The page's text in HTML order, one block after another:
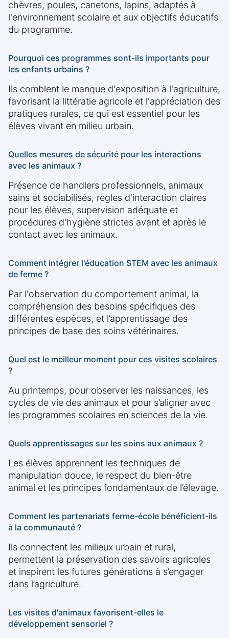
chèvres, poules, canetons, lapins, adaptés à
l'environnement scolaire et aux objectifs éducatifs
du programme.
Pourquoi ces programmes sont-ils importants pour
les enfants urbains ?
Ils comblent le manque d'exposition à l'agriculture,
favorisant la littératie agricole et l'appréciation des
pratiques rurales, ce qui est essentiel pour les
élèves vivant en milieu urbain.
Quelles mesures de sécurité pour les interactions
avec les animaux ?
Présence de handlers professionnels, animaux
sains et sociabilisés, règles d'interaction claires
pour les élèves, supervision adéquate et
procédures d'hygiène strictes avant et après le
contact avec les animaux.
Comment intégrer l'éducation STEM avec les animaux
de ferme ?
Par l'observation du comportement animal, la
compréhension des besoins spécifiques des
différentes espèces, et l’apprentissage des
principes de base des soins vétérinaires.
Quel est le meilleur moment pour ces visites scolaires
?
Au printemps, pour observer les naissances, les
cycles de vie des animaux et pour s’aligner avec
les programmes scolaires en sciences de la vie.
Quels apprentissages sur les soins aux animaux ?
Les élèves apprennent les techniques de
manipulation douce, le respect du bien-être
animal et les principes fondamentaux de l’élevage.
Comment les partenariats ferme-école bénéficient-ils
à la communauté ?
Ils connectent les milieux urbain et rural,
permettent la préservation des savoirs agricoles
et inspirent les futures générations à s’engager
dans l’agriculture.
Les visites d'animaux favorisent-elles le
développement sensoriel ?